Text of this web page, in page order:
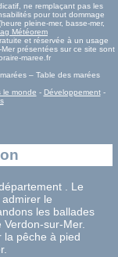
ne remplaçant pas les
pour tout dommage
pleine-mer, basse-mer,
Météorem
et réservée à un usage
présentées sur ce site sont
maree.fr
– Table des marées
le monde - Développement-
. Le
le
les ballades
sur-Mer.
la pêche à pied